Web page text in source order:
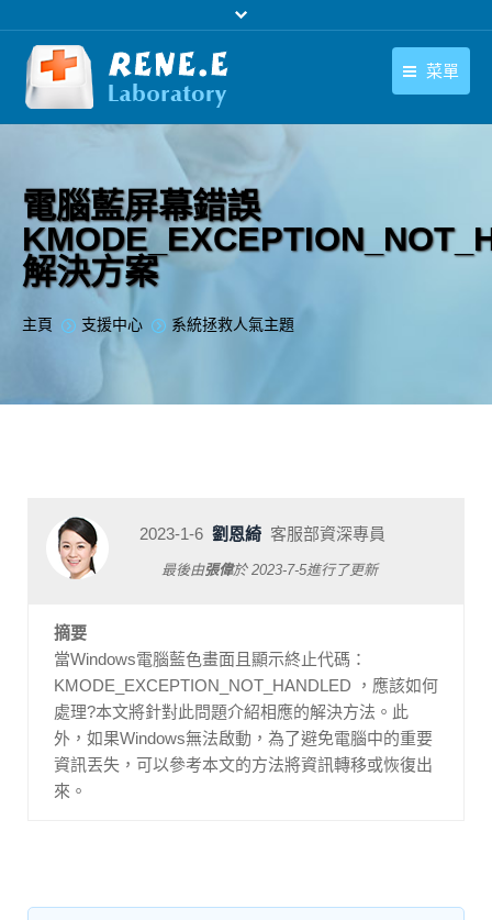
菜單
下載中心
購買
支援中心
電腦藍屏幕錯誤
解決方案
您在此处：
主頁 支援中心 系統拯救人氣主題
2023-1-6 劉恩綺 客服部資深專員
最後由張偉於2023-7-5進行了更新
摘要
當Windows電腦藍色畫面且顯示終止代碼：
KMODE_EXCEPTION_NOT_HANDLED ，應該如何
處理?本文將針對此問題介紹相應的解決方法。此
外，如果Windows無法啟動，為了避免電腦中的重要
資訊丟失，可以參考本文的方法將資訊轉移或恢復出
來。